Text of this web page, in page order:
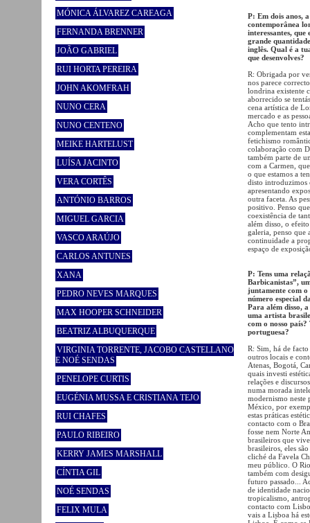
MÓNICA ÁLVAREZ CAREAGA
FERNANDA BRENNER
JOÃO GABRIEL
RUI HORTA PEREIRA
JOHN AKOMFRAH
NUNO CERA
NUNO CENTENO
MEIKE HARTELUST
LUÍSA JACINTO
VERA CORTÊS
ANTÓNIO BARROS
MIGUEL GARCIA
VASCO ARAÚJO
CARLOS ANTUNES
XANA
PEDRO NEVES MARQUES
MAX HOOPER SCHNEIDER
BEATRIZ ALBUQUERQUE
VIRGINIA TORRENTE, JACOBO CASTELLANO
E NOÉ SENDAS
PENELOPE CURTIS
EUGÉNIA MUSSA E CRISTIANA TEJO
RUI CHAFES
PAULO RIBEIRO
KERRY JAMES MARSHALL
CÍNTIA GIL
NOÉ SENDAS
FELIX MULA
P: Em dois anos,
contemporânea
interessantes,
grande
inglês. Qual é a
que desenvolves?
R: Obrigada por
nos parece
londrina existente
aborrecido se
cena artística de
mercado e as
Acho que tento
complementam
fetichismo
colaboração com
também parte de
com a Carmen,
o que estamos a
disto introduzimos
apresentando
outra faceta. As
positivo. Penso
coexistência de
além disso, o
galeria, penso que
continuidade a
espaço de
P: Tens uma
Barbicanistas”,
juntamente com
número especial
Para além disso,
uma artista
com o nosso
portuguesa?
R: Sim, há de
outros locais e
Atenas, Bogotá,
quais investi
relações e
numa morada
modernismo neste
México, por
estas práticas
contacto com o
fosse nem Norte
brasileiros que
brasileiros, eles
cliché da Favela
meu público. O
também com
futuro passado...
de identidade
tropicalismo,
contacto com
vais a Lisboa há